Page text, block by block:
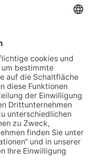
erringen Sieg
feiert
in der